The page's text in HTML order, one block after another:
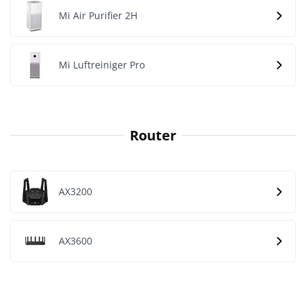
Mi Air Purifier 2H
Mi Luftreiniger Pro
Router
AX3200
AX3600